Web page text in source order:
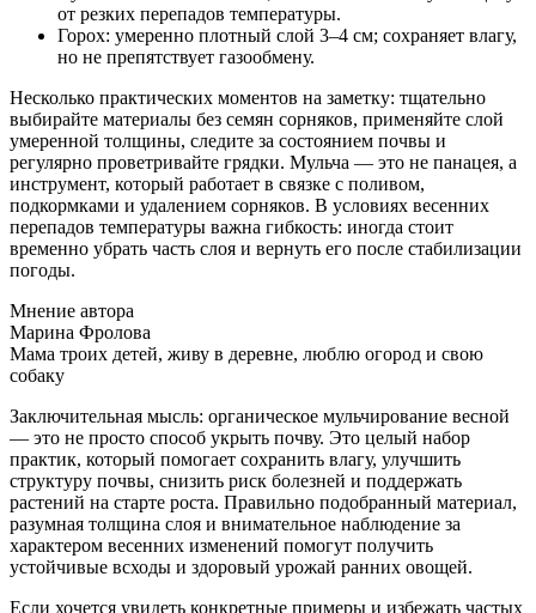
от резких перепадов температуры.
Горох: умеренно плотный слой 3–4 см; сохраняет влагу,
но не препятствует газообмену.
Несколько практических моментов на заметку: тщательно
выбирайте материалы без семян сорняков, применяйте слой
умеренной толщины, следите за состоянием почвы и
регулярно проветривайте грядки. Мульча — это не панацея, а
инструмент, который работает в связке с поливом,
подкормками и удалением сорняков. В условиях весенних
перепадов температуры важна гибкость: иногда стоит
временно убрать часть слоя и вернуть его после стабилизации
погоды.
Мнение автора
Марина Фролова
Мама троих детей, живу в деревне, люблю огород и свою
собаку
Заключительная мысль: органическое мульчирование весной
— это не просто способ укрыть почву. Это целый набор
практик, который помогает сохранить влагу, улучшить
структуру почвы, снизить риск болезней и поддержать
растений на старте роста. Правильно подобранный материал,
разумная толщина слоя и внимательное наблюдение за
характером весенних изменений помогут получить
устойчивые всходы и здоровый урожай ранних овощей.
Если хочется увидеть конкретные примеры и избежать частых